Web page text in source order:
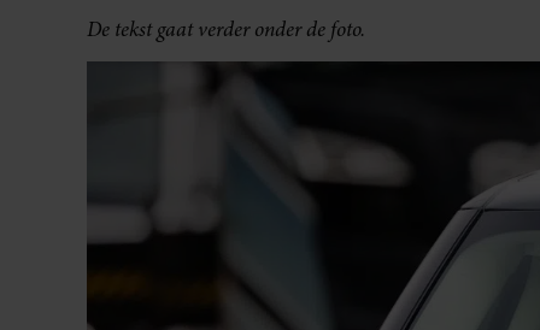
De tekst gaat verder onder de foto.